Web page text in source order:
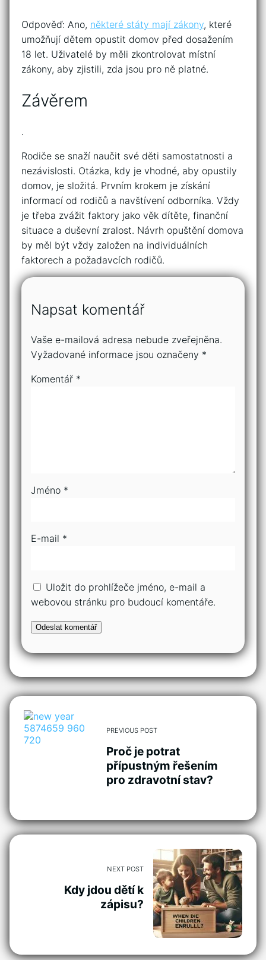
Odpověď: Ano, některé státy mají zákony, které
umožňují dětem opustit domov před dosažením
18 let. Uživatelé by měli zkontrolovat místní
zákony, aby zjistili, zda jsou pro ně platné.
Závěrem
.
Rodiče se snaží naučit své děti samostatnosti a
nezávislosti. Otázka, kdy je vhodné, aby opustily
domov, je složitá. Prvním krokem je získání
informací od rodičů a navštívení odborníka. Vždy
je třeba zvážit faktory jako věk dítěte, finanční
situace a duševní zralost. Návrh opuštění domova
by měl být vždy založen na individuálních
faktorech a požadavcích rodičů.
Napsat komentář
Vaše e-mailová adresa nebude zveřejněna.
Vyžadované informace jsou označeny *
Komentář *
Jméno *
E-mail *
Uložit do prohlížeče jméno, e-mail a
webovou stránku pro budoucí komentáře.
PREVIOUS POST
Proč je potrat
přípustným řešením
pro zdravotní stav?
NEXT POST
Kdy jdou dětí k
zápisu?